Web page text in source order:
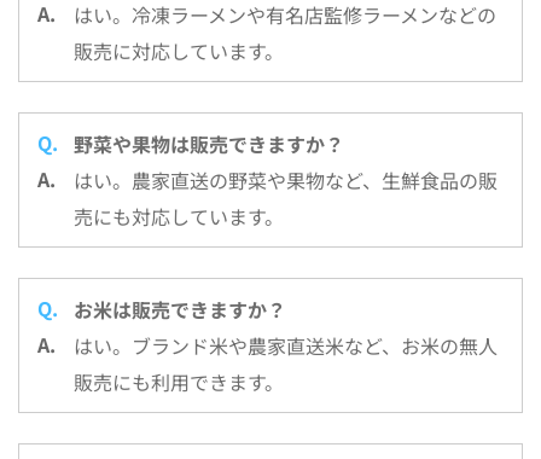
はい。冷凍ラーメンや有名店監修ラーメンなどの
販売に対応しています。
野菜や果物は販売できますか？
はい。農家直送の野菜や果物など、生鮮食品の販
売にも対応しています。
お米は販売できますか？
はい。ブランド米や農家直送米など、お米の無人
販売にも利用できます。